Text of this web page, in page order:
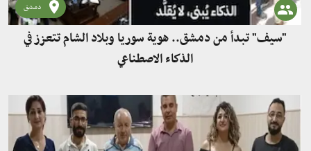
دمشق
"سيف" تبدأ من دمشق.. هوية سوريا وبلاد الشام تتعزز في
الذكاء الاصطناعي